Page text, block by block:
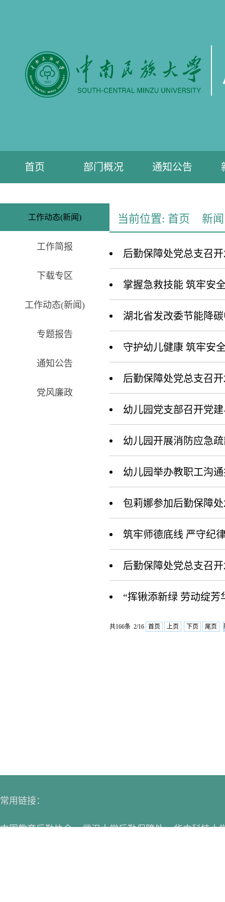
首页 部门概况 通知公告
工作动态(新闻)
工作简报
下载专区
工作动态(新闻)
专题报告
通知公告
党风廉政
当前位置: 首页 新
后勤保障处党总支召
掌握急救技能 筑牢安
湖北省发改委节能降
守护幼儿健康 筑牢安
后勤保障处党总支召
幼儿园党支部召开党
幼儿园开展消防应急
幼儿园举办教职工沟
包莉娜参加后勤保障
筑牢师德底线 严守纪
后勤保障处党总支召
“挥锹添新绿 劳动绽
共166条 2/16 首页 上页 下页 尾页
常用链接：
中国教育后勤协会 武汉大学后勤保障处 华中科技大